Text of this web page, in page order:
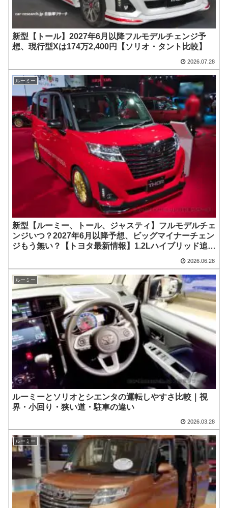
新型【トール】2027年6月以降フルモデルチェンジ予
想、現行型Xは174万2,400円【ソリオ・タント比較】
2026.07.28
ルーミー
新型【ルーミー、トール、ジャスティ】フルモデルチェ
ンジいつ？2027年6月以降予想、ビッグマイナーチェン
ジもう無い？【トヨタ最新情報】1.2Lハイブリッド追加
2026.06.28
ルーミー
ルーミーとソリオとシエンタの運転しやすさ比較｜視
界・小回り・狭い道・駐車の違い
2026.03.28
ルーミー